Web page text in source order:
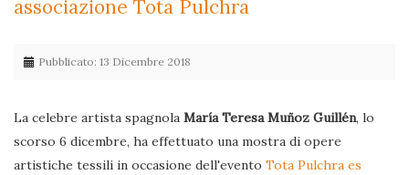
associazione Tota Pulchra
Pubblicato: 13 Dicembre 2018
La celebre artista spagnola María Teresa Muñoz Guillén, lo
scorso 6 dicembre, ha effettuato una mostra di opere
artistiche tessili in occasione dell'evento Tota Pulchra es